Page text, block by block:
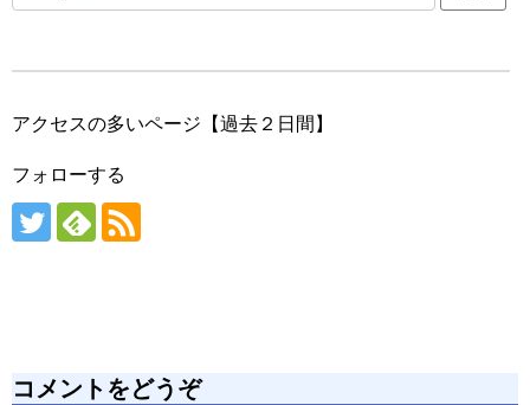
アクセスの多いページ【過去２日間】
フォローする
コメントをどうぞ